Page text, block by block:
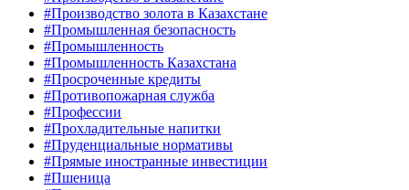
#Производство золота в Казахстане
#Промышленная безопасность
#Промышленность
#Промышленность Казахстана
#Просроченные кредиты
#Противопожарная служба
#Профессии
#Прохладительные напитки
#Пруденциальные нормативы
#Прямые иностранные инвестиции
#Пшеница